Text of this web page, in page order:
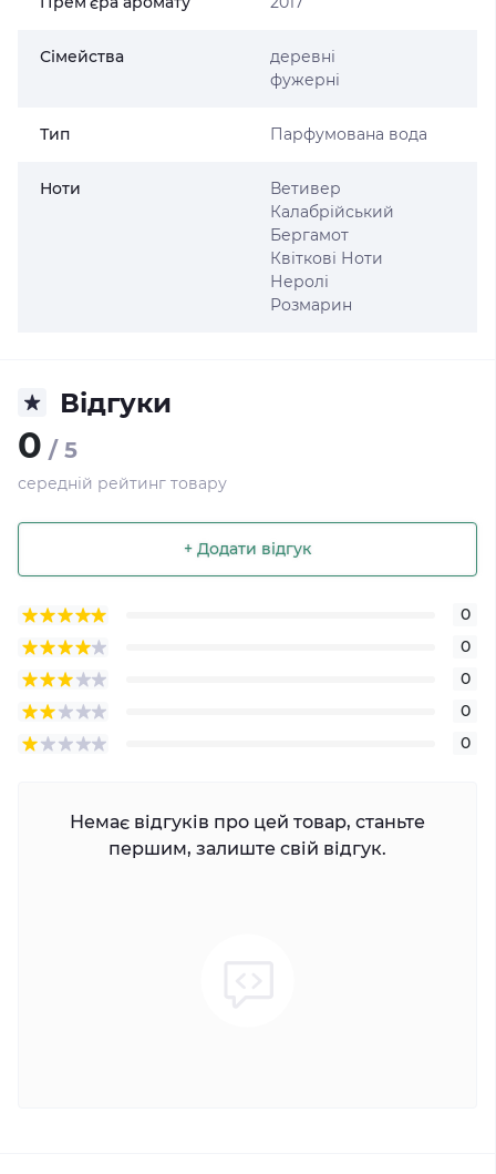
Сімейства
деревні
фужерні
Тип Парфумована вода
Ноти
Ветивер
Калабрійський
Бергамот
Квіткові Ноти
Неролі
Розмарин
Відгуки
0 / 5
середній рейтинг товару
+ Додати відгук
0
0
0
0
0
Немає відгуків про цей товар, станьте
першим, залиште свій відгук.